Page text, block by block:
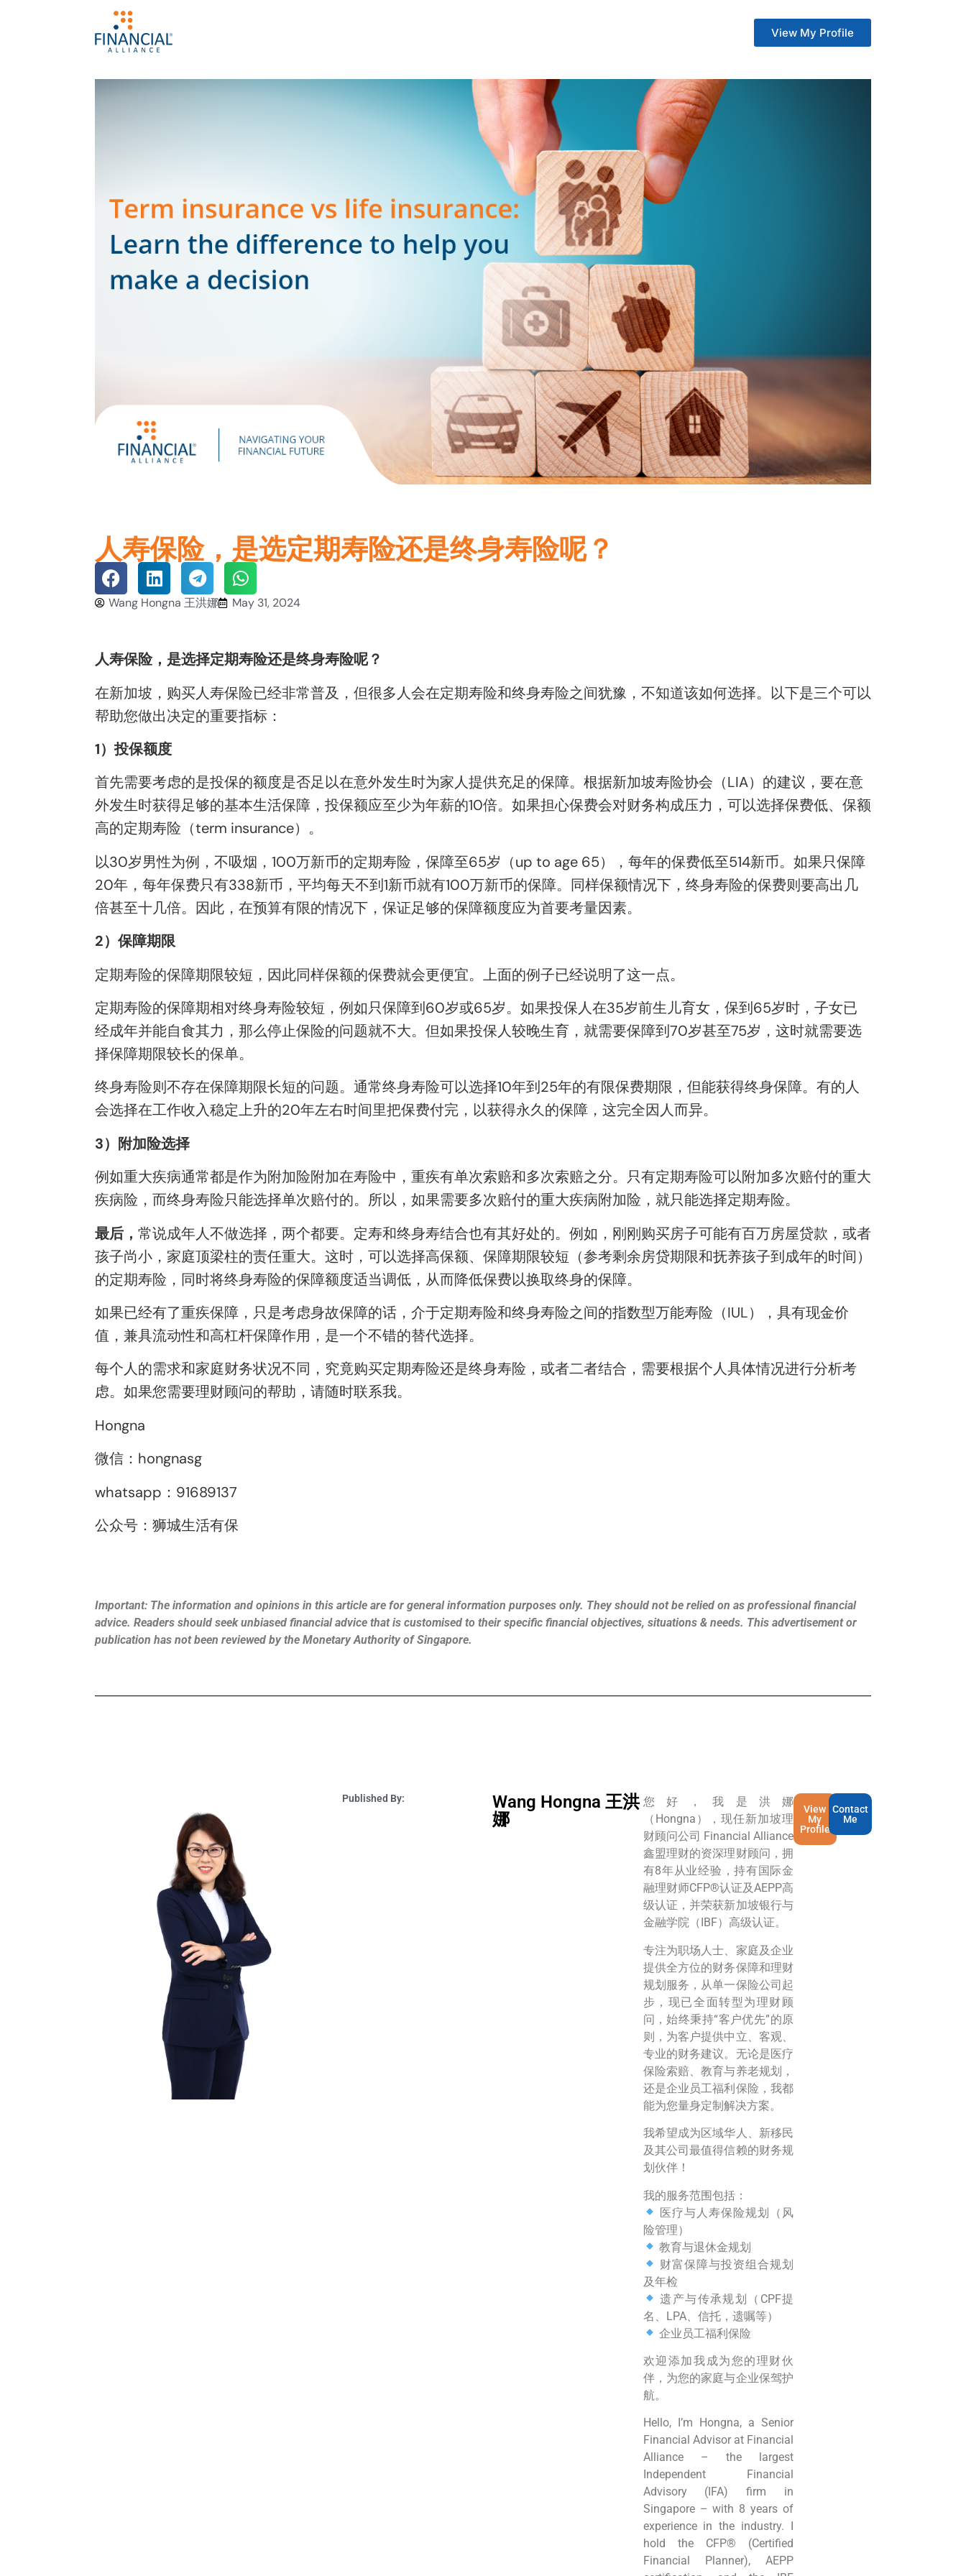
View My Profile
人寿保险，是选定期寿险还是终身寿险呢？
Wang Hongna 王洪娜 May 31, 2024
人寿保险，是选择定期寿险还是终身寿险呢？
在新加坡，购买人寿保险已经非常普及，但很多人会在定期寿险和终身寿险之间犹豫，不知道该如何选择。以下是三个可以
帮助您做出决定的重要指标：
1）投保额度
首先需要考虑的是投保的额度是否足以在意外发生时为家人提供充足的保障。根据新加坡寿险协会（LIA）的建议，要在意
外发生时获得足够的基本生活保障，投保额应至少为年薪的10倍。如果担心保费会对财务构成压力，可以选择保费低、保额
高的定期寿险（term insurance）。
以30岁男性为例，不吸烟，100万新币的定期寿险，保障至65岁（up to age 65），每年的保费低至514新币。如果只保障
20年，每年保费只有338新币，平均每天不到1新币就有100万新币的保障。同样保额情况下，终身寿险的保费则要高出几
倍甚至十几倍。因此，在预算有限的情况下，保证足够的保障额度应为首要考量因素。
2）保障期限
定期寿险的保障期限较短，因此同样保额的保费就会更便宜。上面的例子已经说明了这一点。
定期寿险的保障期相对终身寿险较短，例如只保障到60岁或65岁。如果投保人在35岁前生儿育女，保到65岁时，子女已
经成年并能自食其力，那么停止保险的问题就不大。但如果投保人较晚生育，就需要保障到70岁甚至75岁，这时就需要选
择保障期限较长的保单。
终身寿险则不存在保障期限长短的问题。通常终身寿险可以选择10年到25年的有限保费期限，但能获得终身保障。有的人
会选择在工作收入稳定上升的20年左右时间里把保费付完，以获得永久的保障，这完全因人而异。
3）附加险选择
例如重大疾病通常都是作为附加险附加在寿险中，重疾有单次索赔和多次索赔之分。只有定期寿险可以附加多次赔付的重大
疾病险，而终身寿险只能选择单次赔付的。所以，如果需要多次赔付的重大疾病附加险，就只能选择定期寿险。
最后， 常说成年人不做选择，两个都要。定寿和终身寿结合也有其好处的。例如，刚刚购买房子可能有百万房屋贷款，或者
孩子尚小，家庭顶梁柱的责任重大。这时，可以选择高保额、保障期限较短（参考剩余房贷期限和抚养孩子到成年的时间）
的定期寿险，同时将终身寿险的保障额度适当调低，从而降低保费以换取终身的保障。
如果已经有了重疾保障，只是考虑身故保障的话，介于定期寿险和终身寿险之间的指数型万能寿险（IUL），具有现金价
值，兼具流动性和高杠杆保障作用，是一个不错的替代选择。
每个人的需求和家庭财务状况不同，究竟购买定期寿险还是终身寿险，或者二者结合，需要根据个人具体情况进行分析考
虑。如果您需要理财顾问的帮助，请随时联系我。
Hongna
微信：hongnasg
whatsapp：91689137
公众号：狮城生活有保
Important: The information and opinions in this article are for general information purposes only. They should not be relied on as professional financial
advice. Readers should seek unbiased financial advice that is customised to their specific financial objectives, situations & needs. This advertisement or
publication has not been reviewed by the Monetary Authority of Singapore.
Published By:
Wang Hongna 王洪
娜
您好，我是洪娜
（Hongna），现任新加坡理
财顾问公司 Financial Alliance
鑫盟理财的资深理财顾问，拥
有8年从业经验，持有国际金
融理财师CFP®认证及AEPP高
级认证，并荣获新加坡银行与
金融学院（IBF）高级认证。
专注为职场人士、家庭及企业
提供全方位的财务保障和理财
规划服务，从单一保险公司起
步，现已全面转型为理财顾
问，始终秉持“客户优先”的原
则，为客户提供中立、客观、
专业的财务建议。无论是医疗
保险索赔、教育与养老规划，
还是企业员工福利保险，我都
能为您量身定制解决方案。
我希望成为区域华人、新移民
及其公司最值得信赖的财务规
划伙伴！
我的服务范围包括：
医疗与人寿保险规划（风
险管理）
教育与退休金规划
财富保障与投资组合规划
及年检
遗产与传承规划（CPF提
名、LPA、信托，遗嘱等）
企业员工福利保险
欢迎添加我成为您的理财伙
伴，为您的家庭与企业保驾护
航。
Hello, I’m Hongna, a Senior
Financial Advisor at Financial
Alliance – the largest
Independent Financial
Advisory (IFA) firm in
Singapore – with 8 years of
experience in the industry. I
hold the CFP® (Certified
Financial Planner), AEPP
View
My
Profile
Contact
Me